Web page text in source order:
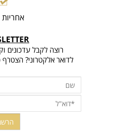
רוצה לקבל עדכונים
לדואר אלקטרוני?